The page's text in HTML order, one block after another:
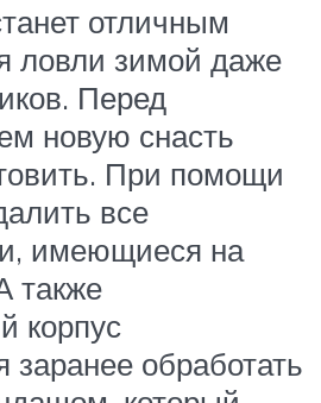
отличным
ловли зимой даже
Перед
новую снасть
При помощи
все
имеющиеся на
также
корпус
заранее обработать